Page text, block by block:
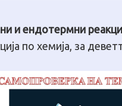
и ендотермни
по хемија, за